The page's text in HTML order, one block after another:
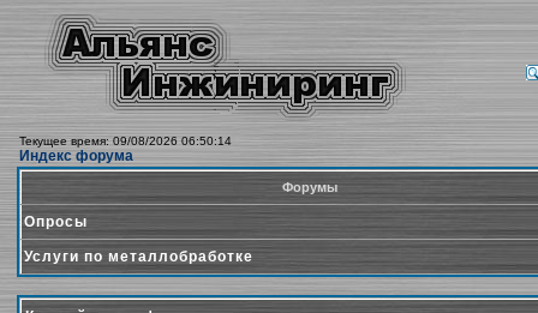
Текущее время: 09/08/2026 06:50:14
Индекс форума
Форумы
Опросы
Услуги по металлобработке